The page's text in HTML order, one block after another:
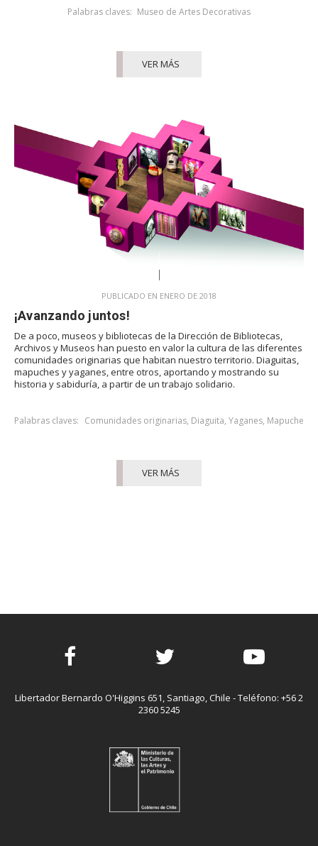
Palabras claves: Museo de Artes Decorativas
VER MÁS
PUBLICADO EN ENERO DE 2018
¡Avanzando juntos!
De a poco, museos y bibliotecas de la Dirección de Bibliotecas,
Archivos y Museos han puesto en valor la cultura de las diferentes
comunidades originarias que habitan nuestro territorio. Diaguitas,
mapuches y yaganes, entre otros, aportando y mostrando su
historia y sabiduría, a partir de un trabajo solidario.
Palabras claves: Comunidades originarias, Diaguita, Yaganes, Mapuche
VER MÁS
Libertador Bernardo O'Higgins 651, Santiago, Chile - Teléfono: +56 2
2360 5245